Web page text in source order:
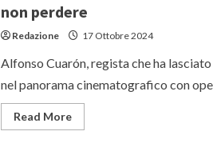
non perdere
Redazione 17 Ottobre 2024
Alfonso Cuarón, regista che ha
nel panorama cinematografico con
Read MoreRead
more